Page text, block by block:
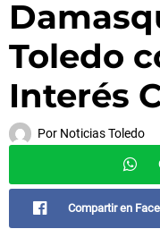
Toledo
Interés
Por Noticias Toledo
Compartir en